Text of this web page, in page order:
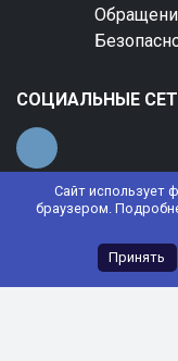
Сайт использует
браузером.
Принять
СОЦИАЛЬНЫЕ
© 2022 АНО ДО